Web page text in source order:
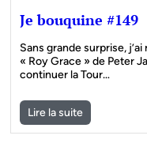
Je bouquine #149
Sans grande surprise,
« Roy Grace » de Peter
continuer la Tour…
Lire la suite